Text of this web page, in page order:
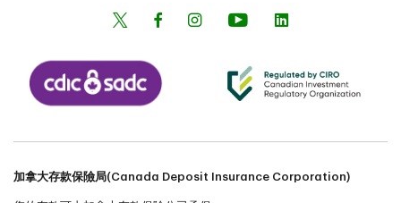
加拿大存款保險局(Canada Deposit Insurance Corporation)